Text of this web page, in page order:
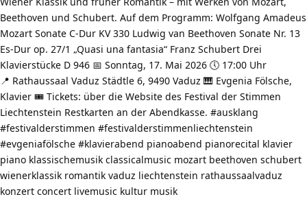
Beethoven und Schubert. Auf dem Programm: Wolfgang Amadeus
Mozart Sonate C-Dur KV 330 Ludwig van Beethoven Sonate Nr. 13
Es-Dur op. 27/1 „Quasi una fantasia“ Franz Schubert Drei
Klavierstücke D 946 📅 Sonntag, 17. Mai 2026 🕔 17:00 Uhr
📍 Rathaussaal Vaduz Städtle 6, 9490 Vaduz 🎹 Evgenia Fölsche,
Klavier 🎟️ Tickets: über die Website des Festival der Stimmen
Liechtenstein Restkarten an der Abendkasse. #ausklang
#festivalderstimmen #festivalderstimmenliechtenstein
#evgeniafölsche #klavierabend pianoabend pianorecital klavier
piano klassischemusik classicalmusic mozart beethoven schubert
wienerklassik romantik vaduz liechtenstein rathaussaalvaduz
konzert concert livemusic kultur musik